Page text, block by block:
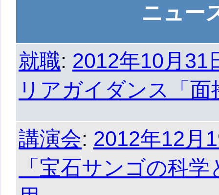
ニュー
就職: 2012年10月31
リアガイダンス「面
講演会: 2012年12月
「宝石サンゴの科